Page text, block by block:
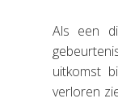
Als een
uitkomst
verloren